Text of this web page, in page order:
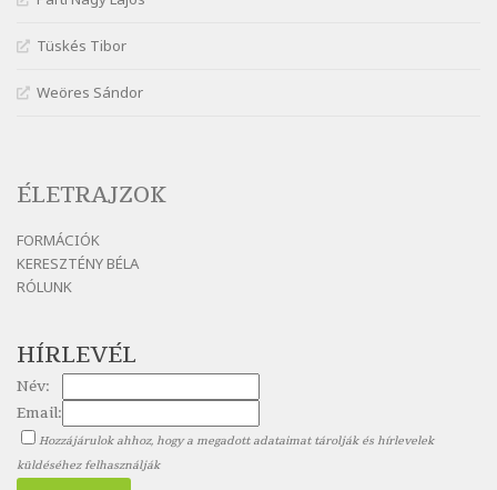
Nagy Bandó András: Hogyha egyszer
Nagy Bandó András: Ki vagyok?
Szélkiáltó
Nagy Bandó András: Nyári éj
Szélkiáltó
Szélkiáltó
Nagy Bandó András: Pöttyös katica
Szélkiáltó
Nagy Bandó András: Scarabeus
Szélkiáltó
Tüskés Tibor
Weöres Sándor
ÉLETRAJZOK
FORMÁCIÓK
KERESZTÉNY BÉLA
RÓLUNK
HÍRLEVÉL
Név:
Email:
Hozzájárulok ahhoz, hogy a megadott adataimat tárolják és hírlevelek
küldéséhez felhasználják